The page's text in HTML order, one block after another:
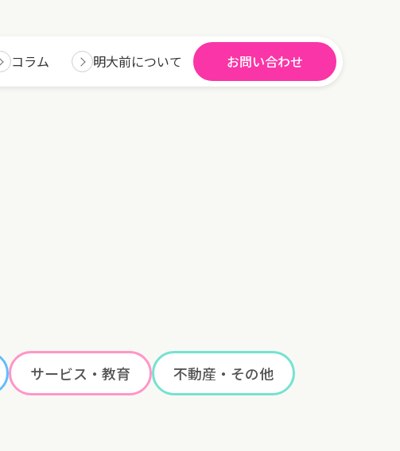
コラム 明大前について お問い合わせ
サービス・教育 不動産・その他